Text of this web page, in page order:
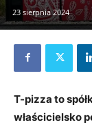
23 sierpnia 2024
T-pizza to
właścicielsko